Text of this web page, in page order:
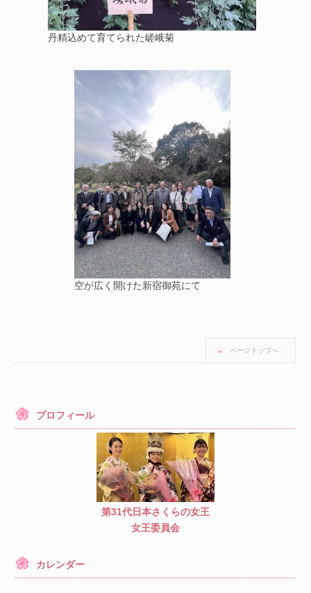
丹精込めて育てられた嵯峨菊
空が広く開けた新宿御苑にて
ページトップへ
プロフィール
第31代日本さくらの女王
女王委員会
カレンダー